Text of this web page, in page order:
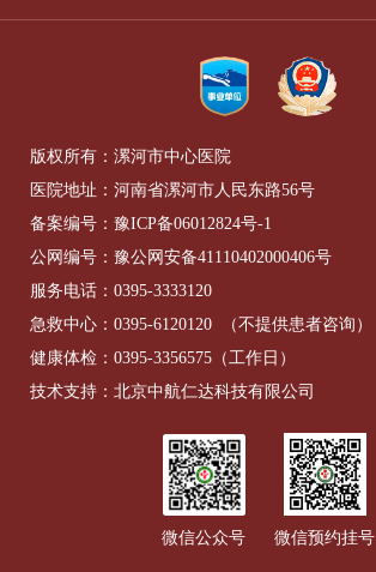
版权所有：漯河市中心医院
医院地址：河南省漯河市人民东路56号
备案编号： 豫ICP备06012824号-1
公网编号： 豫公网安备41110402000406号
服务电话： 0395-3333120
急救中心： 0395-6120120
（不提供患者咨询）
健康体检： 0395-3356575 （工作日）
技术支持：北京中航仁达科技有限公司
微信公众号 微信预约挂号